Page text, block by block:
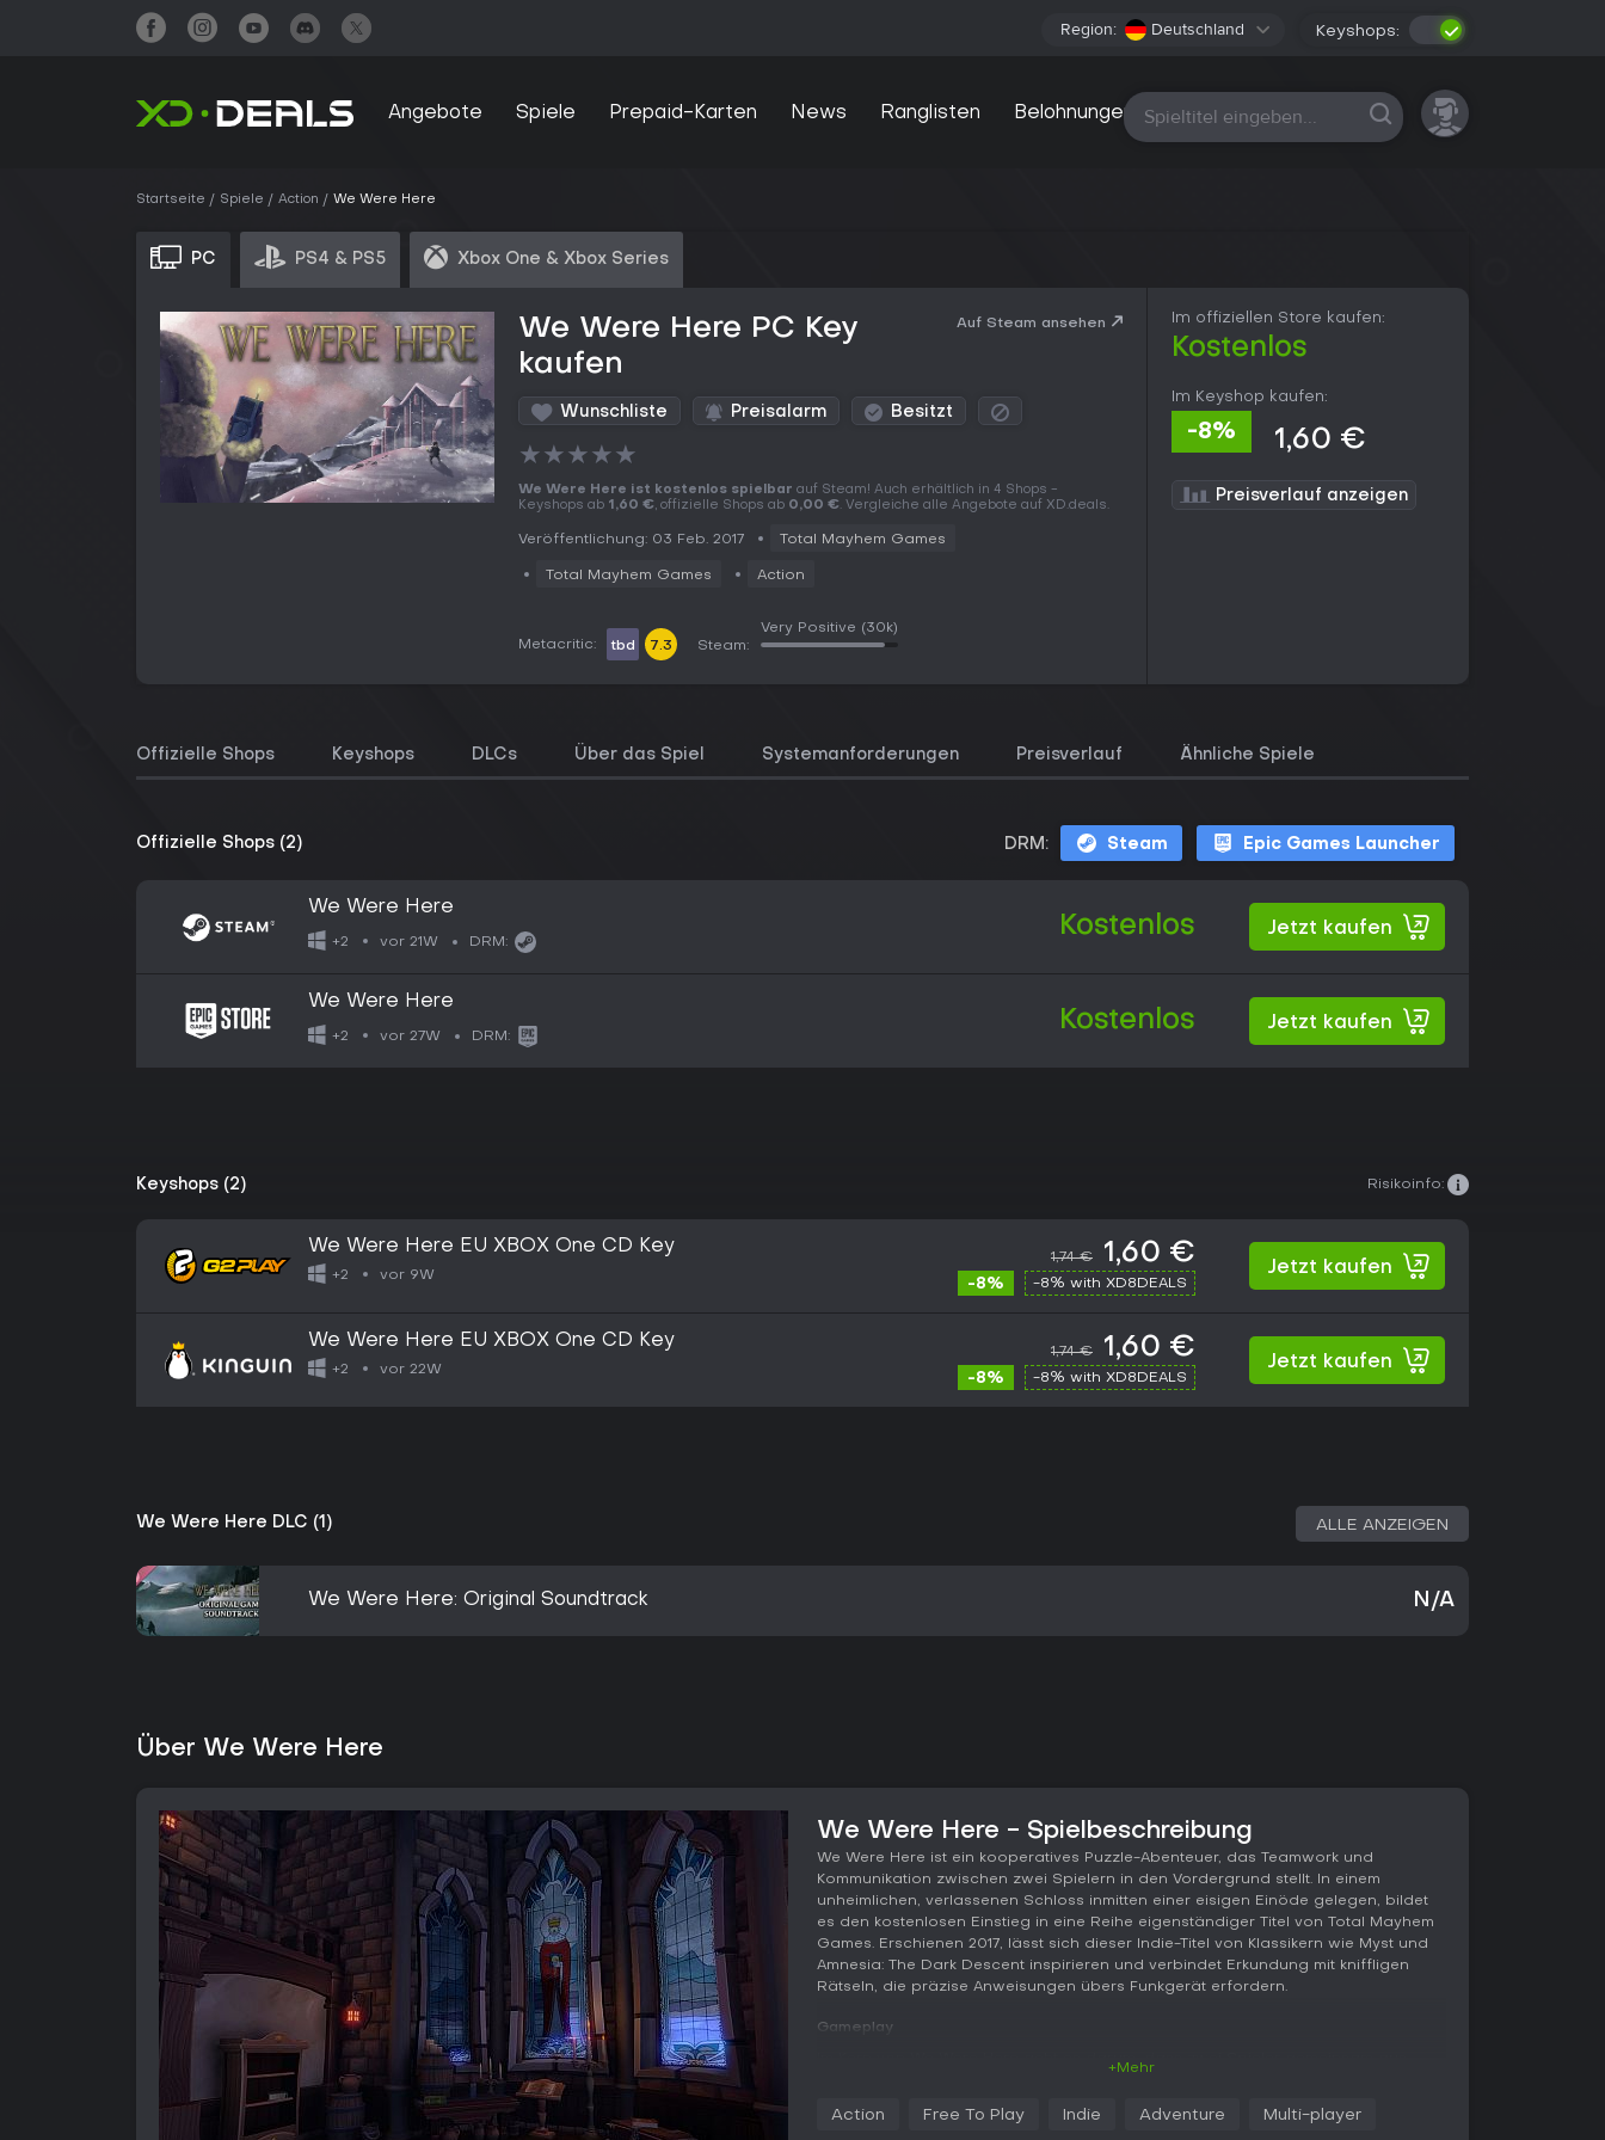
Region: Deutschland Keyshops:
Angebote Spiele Prepaid-Karten News Ranglisten Belohnungen Alle Plattformen
Startseite Spiele Action We Were Here
PC PS4 & PS5 Xbox One & Xbox Series
We Were Here PC Key
kaufen
Auf Steam ansehen
Wunschliste Preisalarm Besitzt
★★★★★
We Were Here ist kostenlos spielbar auf Steam! Auch erhältlich in 4 Shops -
Keyshops ab 1,60 €, offizielle Shops ab 0,00 €. Vergleiche alle Angebote auf XD.deals.
Veröffentlichung: 03 Feb. 2017 Total Mayhem Games
Total Mayhem Games Action
Metacritic: tbd 7.3 Steam:
Very Positive (30k)
Im offiziellen Store kaufen:
Kostenlos
Im Keyshop kaufen:
-8% 1,60 €
Preisverlauf anzeigen
Offizielle Shops Keyshops DLCs Über das Spiel Systemanforderungen Preisverlauf Ähnliche Spiele
Offizielle Shops (2) DRM: Steam Epic Games Launcher
We Were Here
+2 vor 21W DRM:
Kostenlos Jetzt kaufen
We Were Here
+2 vor 27W DRM:
Kostenlos Jetzt kaufen
Keyshops (2) Risikoinfo:
We Were Here EU XBOX One CD Key
+2 vor 9W
1,74 € 1,60 €
-8% -8% with XD8DEALS
Jetzt kaufen
We Were Here EU XBOX One CD Key
+2 vor 22W
1,74 € 1,60 €
-8% -8% with XD8DEALS
Jetzt kaufen
We Were Here DLC (1) ALLE ANZEIGEN
We Were Here: Original Soundtrack N/A
Über We Were Here
We Were Here - Spielbeschreibung
We Were Here ist ein kooperatives Puzzle-Abenteuer, das Teamwork und
Kommunikation zwischen zwei Spielern in den Vordergrund stellt. In einem
unheimlichen, verlassenen Schloss inmitten einer eisigen Einöde gelegen, bildet
es den kostenlosen Einstieg in eine Reihe eigenständiger Titel von Total Mayhem
Games. Erschienen 2017, lässt sich dieser Indie-Titel von Klassikern wie Myst und
Amnesia: The Dark Descent inspirieren und verbindet Erkundung mit kniffligen
Rätseln, die präzise Anweisungen übers Funkgerät erfordern.
Gameplay
ausgedehnte Teile des Gebäudes. Erfolg hängt allein von Sprachkommunikation
+Mehr
Action Free To Play Indie Adventure Multi-player